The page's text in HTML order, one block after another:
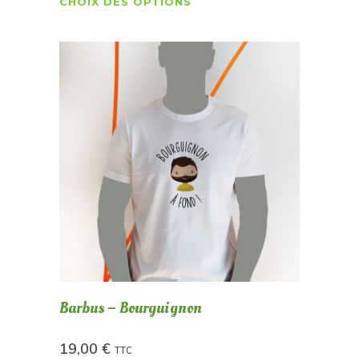
Barbus – Bourguignon
19,00 € TTC